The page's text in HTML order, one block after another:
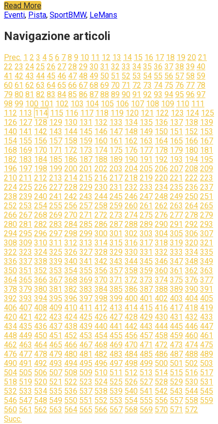
Read More
Eventi, Pista, SportBMW, LeMans
Navigazione articoli
Prec. 1 2 3 4 5 6 7 8 9 10 11 12 13 14 15 16 17 18 19 20 21
22 23 24 25 26 27 28 29 30 31 32 33 34 35 36 37 38 39 40
41 42 43 44 45 46 47 48 49 50 51 52 53 54 55 56 57 58 59
60 61 62 63 64 65 66 67 68 69 70 71 72 73 74 75 76 77 78
79 80 81 82 83 84 85 86 87 88 89 90 91 92 93 94 95 96 97
98 99 100 101 102 103 104 105 106 107 108 109 110 111
112 113 114 115 116 117 118 119 120 121 122 123 124 125
126 127 128 129 130 131 132 133 134 135 136 137 138 139
140 141 142 143 144 145 146 147 148 149 150 151 152 153
154 155 156 157 158 159 160 161 162 163 164 165 166 167
168 169 170 171 172 173 174 175 176 177 178 179 180 181
182 183 184 185 186 187 188 189 190 191 192 193 194 195
196 197 198 199 200 201 202 203 204 205 206 207 208 209
210 211 212 213 214 215 216 217 218 219 220 221 222 223
224 225 226 227 228 229 230 231 232 233 234 235 236 237
238 239 240 241 242 243 244 245 246 247 248 249 250 251
252 253 254 255 256 257 258 259 260 261 262 263 264 265
266 267 268 269 270 271 272 273 274 275 276 277 278 279
280 281 282 283 284 285 286 287 288 289 290 291 292 293
294 295 296 297 298 299 300 301 302 303 304 305 306 307
308 309 310 311 312 313 314 315 316 317 318 319 320 321
322 323 324 325 326 327 328 329 330 331 332 333 334 335
336 337 338 339 340 341 342 343 344 345 346 347 348 349
350 351 352 353 354 355 356 357 358 359 360 361 362 363
364 365 366 367 368 369 370 371 372 373 374 375 376 377
378 379 380 381 382 383 384 385 386 387 388 389 390 391
392 393 394 395 396 397 398 399 400 401 402 403 404 405
406 407 408 409 410 411 412 413 414 415 416 417 418 419
420 421 422 423 424 425 426 427 428 429 430 431 432 433
434 435 436 437 438 439 440 441 442 443 444 445 446 447
448 449 450 451 452 453 454 455 456 457 458 459 460 461
462 463 464 465 466 467 468 469 470 471 472 473 474 475
476 477 478 479 480 481 482 483 484 485 486 487 488 489
490 491 492 493 494 495 496 497 498 499 500 501 502 503
504 505 506 507 508 509 510 511 512 513 514 515 516 517
518 519 520 521 522 523 524 525 526 527 528 529 530 531
532 533 534 535 536 537 538 539 540 541 542 543 544 545
546 547 548 549 550 551 552 553 554 555 556 557 558 559
560 561 562 563 564 565 566 567 568 569 570 571 572
Succ.